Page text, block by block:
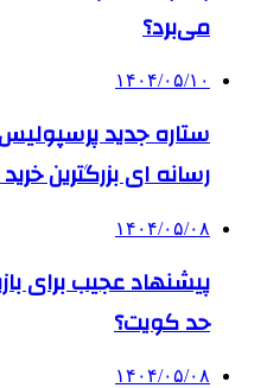
می‌برد؟
۱۴۰۴/۰۵/۱۰
ستاره جدید
رسانه ای بزرگترین
۱۴۰۴/۰۵/۰۸
پیشنهاد عجیب برای
حد کویت؟
۱۴۰۴/۰۵/۰۸